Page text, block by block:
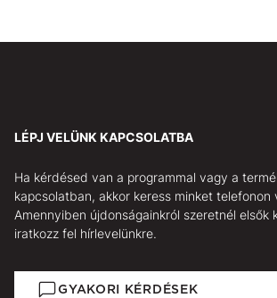
LÉPJ VELÜNK KAPCSOLATBA
Ha kérdésed van a programmal vagy a
kapcsolatban, akkor keress minket telefonon
Amennyiben újdonságainkról szeretnél elsők
iratkozz fel hírlevelünkre.
GYAKORI KÉRDÉSEK